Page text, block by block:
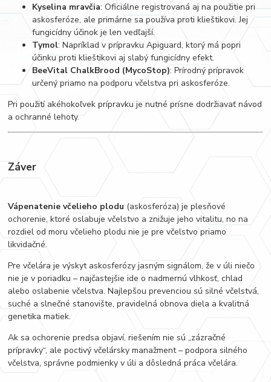
Kyselina mravčia: Oficiálne registrovaná aj na použitie pri
askosferóze, ale primárne sa používa proti klieštikovi. Jej
fungicídny účinok je len vedľajší.
Tymol: Napríklad v prípravku Apiguard, ktorý má popri
účinku proti klieštikovi aj slabý fungicídny efekt.
BeeVital ChalkBrood (MycoStop): Prírodný prípravok
určený priamo na podporu včelstva pri askosferóze.
Pri použití akéhokoľvek prípravku je nutné prísne dodržiavať návod
a ochranné lehoty.
Záver
Vápenatenie včelieho plodu (askosferóza) je plesňové
ochorenie, ktoré oslabuje včelstvo a znižuje jeho vitalitu, no na
rozdiel od moru včelieho plodu nie je pre včelstvo priamo
likvidačné.
Pre včelára je výskyt askosferózy jasným signálom, že v úli niečo
nie je v poriadku – najčastejšie ide o nadmernú vlhkosť, chlad
alebo oslabenie včelstva. Najlepšou prevenciou sú silné včelstvá,
suché a slnečné stanovište, pravidelná obnova diela a kvalitná
genetika matiek.
Ak sa ochorenie predsa objaví, riešením nie sú „zázračné
prípravky“, ale poctivý včelársky manažment – podpora silného
včelstva, správne podmienky v úli a dôsledná práca včelára.